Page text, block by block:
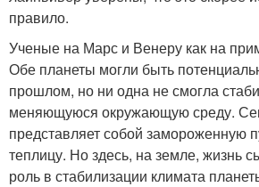
правило.
Ученые на Марс и Венеру как на
Обе планеты могли быть
прошлом, но ни одна не смогла
меняющуюся окружающую среду.
представляет собой замороженную
теплицу. Но здесь, на земле, жизнь
роль в стабилизации климата